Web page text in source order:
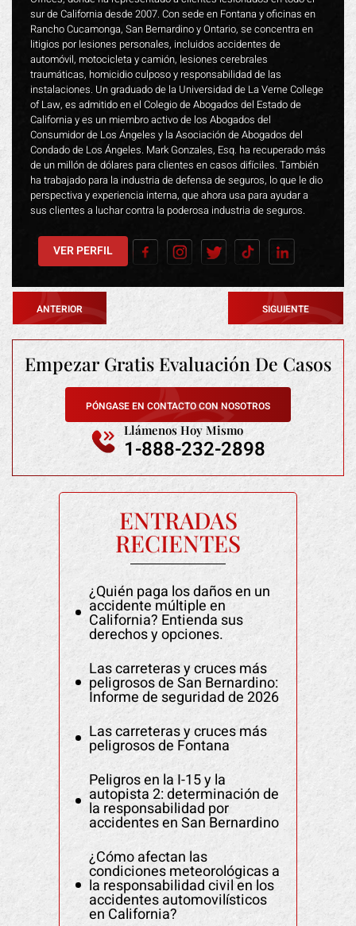
sur de California desde 2007. Con sede en Fontana y oficinas en
Rancho Cucamonga, San Bernardino y Ontario, se concentra en
litigios por lesiones personales, incluidos accidentes de
automóvil, motocicleta y camión, lesiones cerebrales
traumáticas, homicidio culposo y responsabilidad de las
instalaciones. Un graduado de la Universidad de La Verne College
of Law, es admitido en el Colegio de Abogados del Estado de
California y es un miembro activo de los Abogados del
Consumidor de Los Ángeles y la Asociación de Abogados del
Condado de Los Ángeles. Mark Gonzales, Esq. ha recuperado más
de un millón de dólares para clientes en casos difíciles. También
ha trabajado para la industria de defensa de seguros, lo que le dio
perspectiva y experiencia interna, que ahora usa para ayudar a
sus clientes a luchar contra la poderosa industria de seguros.
VER PERFIL
ANTERIOR SIGUIENTE
Empezar GratisEvaluación De Casos
PÓNGASE EN CONTACTO CON NOSOTROS
Llámenos Hoy Mismo
1-888-232-2898
ENTRADAS
RECIENTES
¿Quién paga los daños en un
accidente múltiple en
California? Entienda sus
derechos y opciones.
Las carreteras y cruces más
peligrosos de San Bernardino:
Informe de seguridad de 2026
Las carreteras y cruces más
peligrosos de Fontana
Peligros en la I-15 y la
autopista 2: determinación de
la responsabilidad por
accidentes en San Bernardino
¿Cómo afectan las
condiciones meteorológicas a
la responsabilidad civil en los
accidentes automovilísticos
en California?